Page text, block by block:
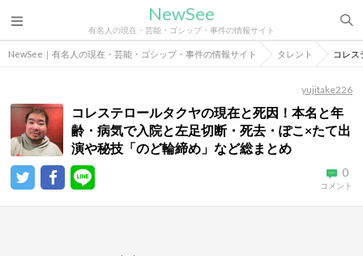
NewSee
有名人の現在・芸能・ゴシップ・事件の情報サイト
NewSee｜有名人の現在・芸能・ゴシップ・事件の情報サイト タレント コレ
yujitake226
コレステロールタクヤの現在と死因！本名と年
齢・病気で入院と左足切断・死去・ぽこ×たて出
演や秘技「のど輪締め」など総まとめ
0
コメント